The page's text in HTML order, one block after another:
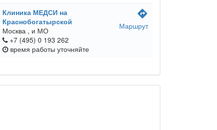
Клиника МЕДСИ на
Краснобогатырской
Москва , и МО
+7 (495) 0 193 262
время работы уточняйте
directions
Маршрут